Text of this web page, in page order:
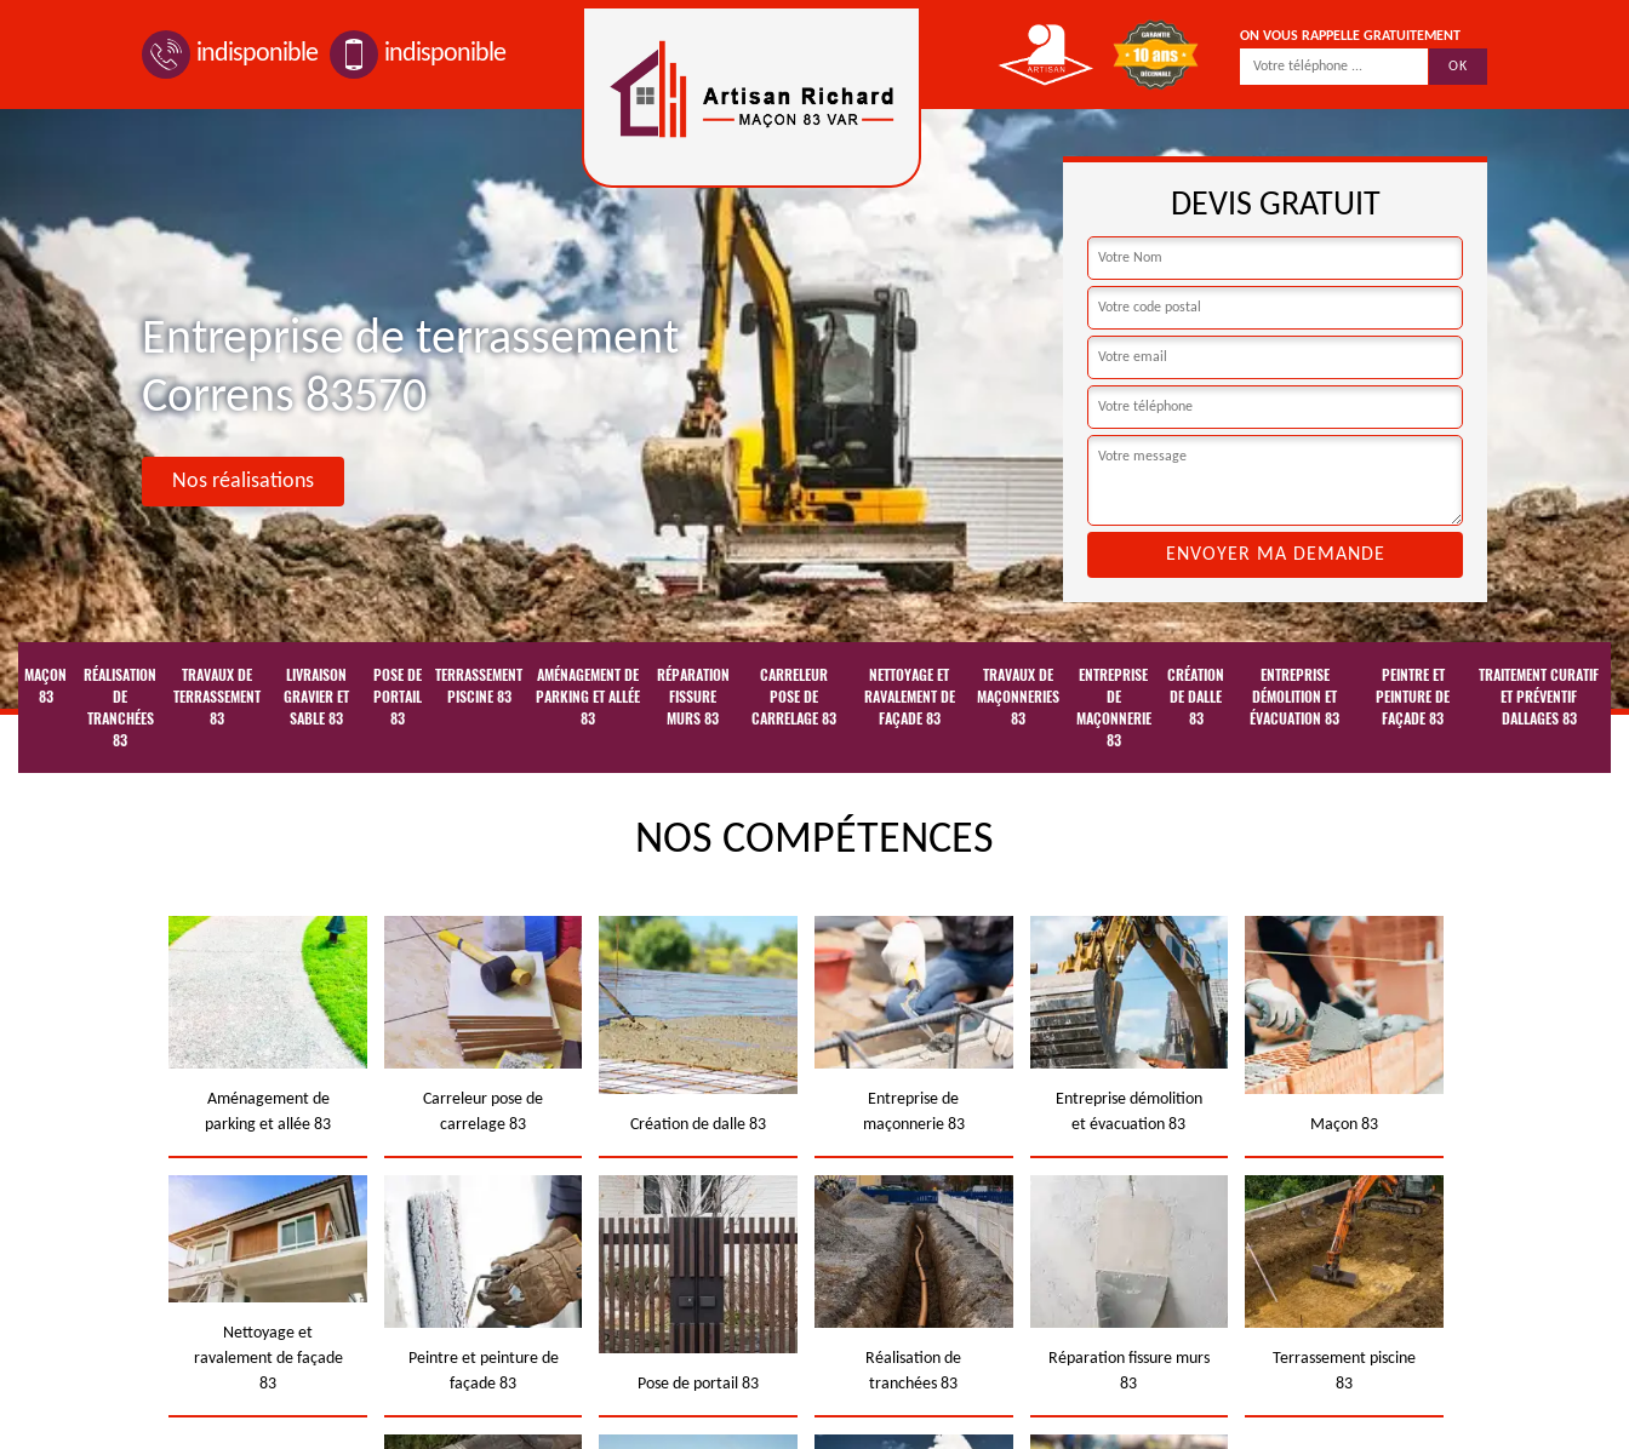
indisponible indisponible
ON VOUS RAPPELLE GRATUITEMENT
Entreprise de terrassement
Correns 83570
Nos réalisations
DEVIS GRATUIT
MAÇON
83
RÉALISATION
DE
TRANCHÉES
83
TRAVAUX DE
TERRASSEMENT
83
LIVRAISON
GRAVIER ET
SABLE 83
POSE DE
PORTAIL
83
TERRASSEMENT
PISCINE 83
AMÉNAGEMENT DE
PARKING ET ALLÉE
83
RÉPARATION
FISSURE
MURS 83
CARRELEUR
POSE DE
CARRELAGE 83
NETTOYAGE ET
RAVALEMENT DE
FAÇADE 83
TRAVAUX DE
MAÇONNERIES
83
ENTREPRISE
DE
MAÇONNERIE
83
CRÉATION
DE DALLE
83
ENTREPRISE
DÉMOLITION ET
ÉVACUATION 83
PEINTRE ET
PEINTURE DE
FAÇADE 83
TRAITEMENT CURATIF
ET PRÉVENTIF
DALLAGES 83
NOS COMPÉTENCES
Aménagement de
parking et allée 83
Carreleur pose de
carrelage 83
Création de dalle 83
Entreprise de
maçonnerie 83
Entreprise démolition
et évacuation 83
Maçon 83
Nettoyage et
ravalement de façade
83
Peintre et peinture de
façade 83
Pose de portail 83
Réalisation de
tranchées 83
Réparation fissure murs
83
Terrassement piscine
83